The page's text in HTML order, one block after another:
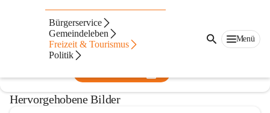
Bürgerservice
Gemeindeleben
Freizeit & Tourismus
Politik
Menü
Pfarramt
@pfarramt
Pfarre
Hervorgehobene Bilder